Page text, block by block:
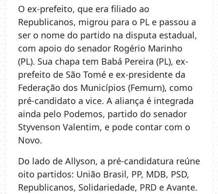
O ex-prefeito, que era filiado ao
Republicanos, migrou para o PL e passou a
ser o nome do partido na disputa estadual,
com apoio do senador Rogério Marinho
(PL). Sua chapa tem Babá Pereira (PL), ex-
prefeito de São Tomé e ex-presidente da
Federação dos Municípios (Femurn), como
pré-candidato a vice. A aliança é integrada
ainda pelo Podemos, partido do senador
Styvenson Valentim, e pode contar com o
Novo.
Do lado de Allyson, a pré-candidatura reúne
oito partidos: União Brasil, PP, MDB, PSD,
Republicanos, Solidariedade, PRD e Avante.